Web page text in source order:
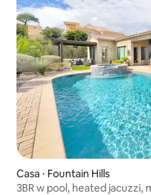
Casa ⋅ Fountain Hills
3BR w pool, heated jacuzzi,